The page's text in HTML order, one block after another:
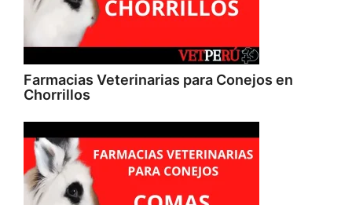
Farmacias Veterinarias para Conejos en
Chorrillos